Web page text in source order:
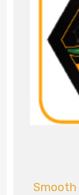
Smooth